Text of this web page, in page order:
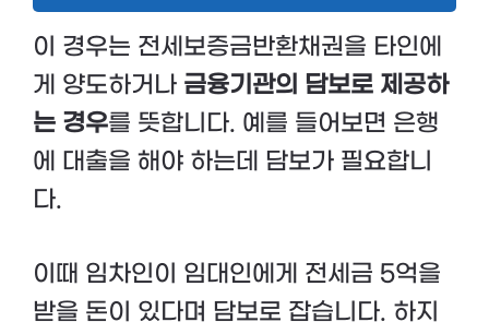
이 경우는 전세보증금반환채권을 타인에
게 양도하거나 금융기관의 담보로 제공하
는 경우를 뜻합니다. 예를 들어보면 은행
에 대출을 해야 하는데 담보가 필요합니
다.
이때 임차인이 임대인에게 전세금 5억을
받을 돈이 있다며 담보로 잡습니다. 하지